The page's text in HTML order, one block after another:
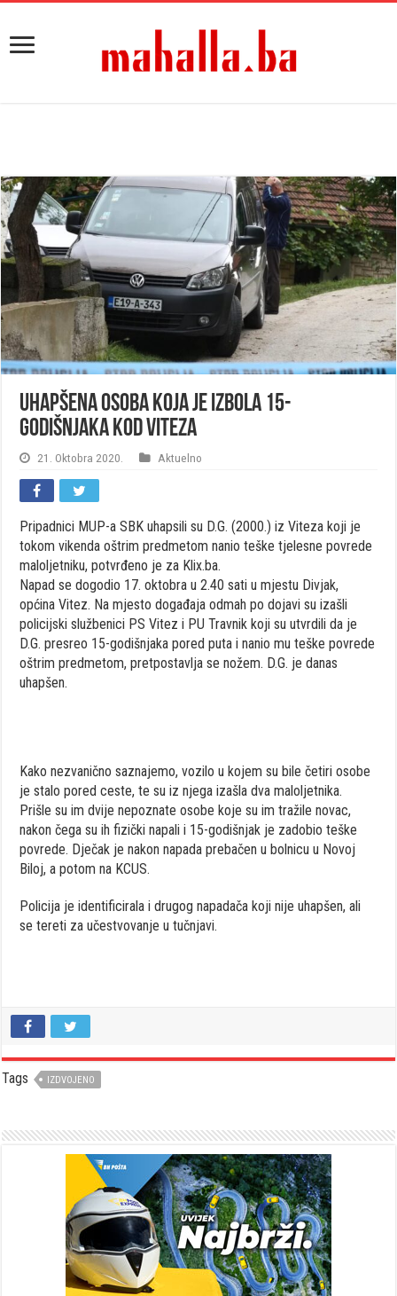
Uhapšena osoba koja je izbola 15-
godišnjaka kod Viteza
21. Oktobra 2020. Aktuelno
Pripadnici MUP-a SBK uhapsili su D.G. (2000.) iz Viteza koji je
tokom vikenda oštrim predmetom nanio teške tjelesne povrede
maloljetniku, potvrđeno je za Klix.ba.
Napad se dogodio 17. oktobra u 2.40 sati u mjestu Divjak,
općina Vitez. Na mjesto događaja odmah po dojavi su izašli
policijski službenici PS Vitez i PU Travnik koji su utvrdili da je
D.G. presreo 15-godišnjaka pored puta i nanio mu teške povrede
oštrim predmetom, pretpostavlja se nožem. D.G. je danas
uhapšen.
Kako nezvanično saznajemo, vozilo u kojem su bile četiri osobe
je stalo pored ceste, te su iz njega izašla dva maloljetnika.
Prišle su im dvije nepoznate osobe koje su im tražile novac,
nakon čega su ih fizički napali i 15-godišnjak je zadobio teške
povrede. Dječak je nakon napada prebačen u bolnicu u Novoj
Biloj, a potom na KCUS.
Policija je identificirala i drugog napadača koji nije uhapšen, ali
se tereti za učestvovanje u tučnjavi.
Tags IZDVOJENO